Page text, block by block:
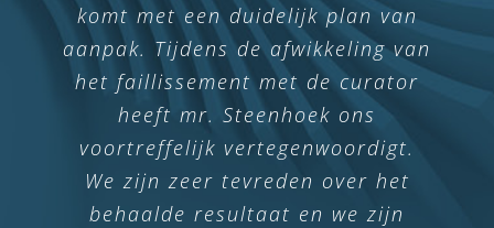
komt met een duidelijk plan van
aanpak. Tijdens de afwikkeling van
het faillissement met de curator
heeft mr. Steenhoek ons
voortreffelijk vertegenwoordigt.
We zijn zeer tevreden over het
behaalde resultaat en we zijn